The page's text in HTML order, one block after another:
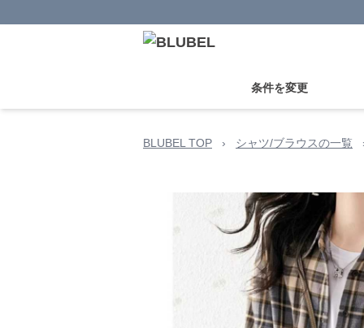
条件を変更
BLUBEL TOP › シャツ/ブラウスの一覧